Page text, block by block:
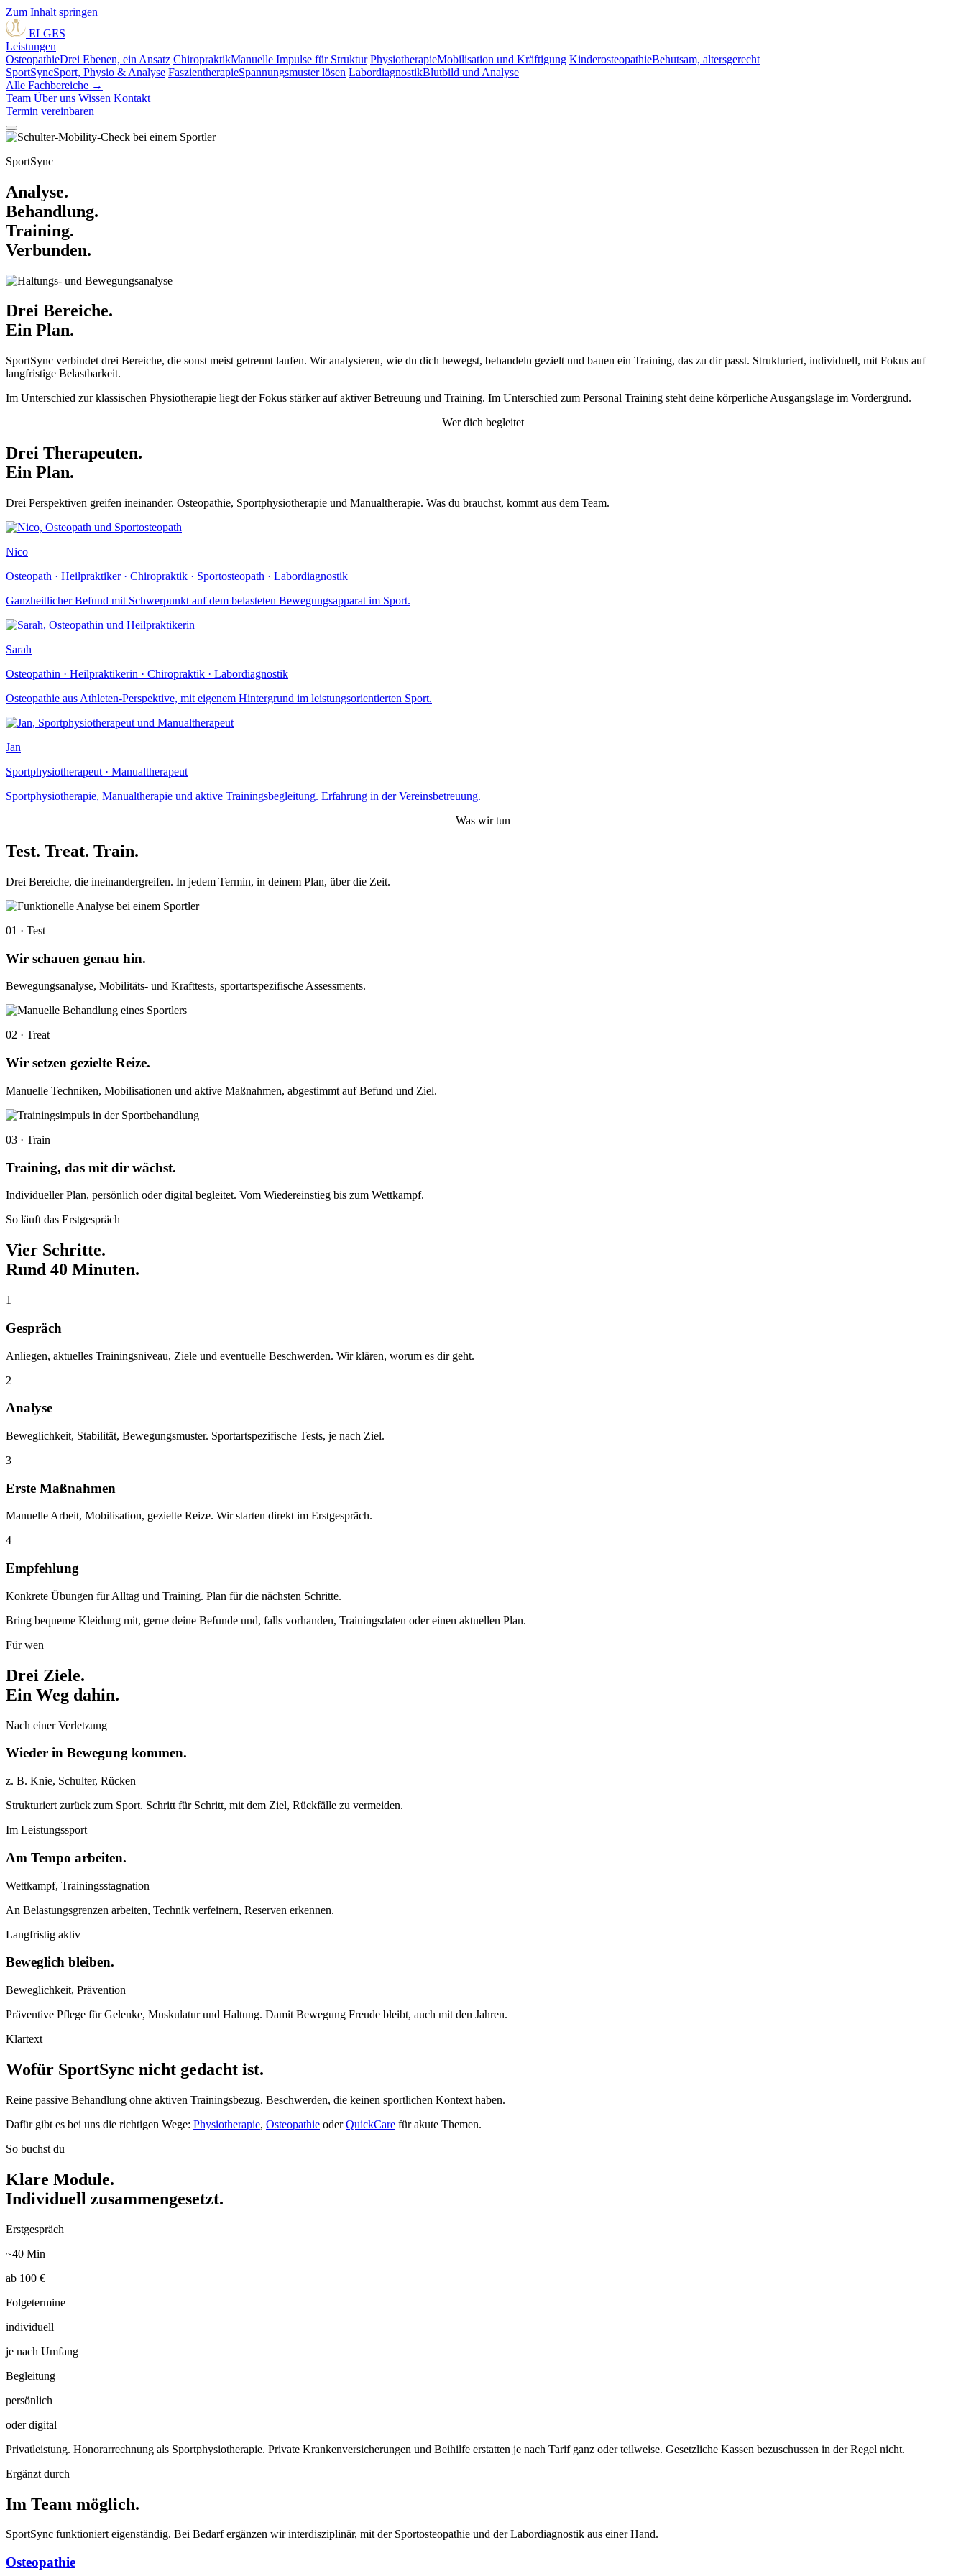
Zum Inhalt springen
ELGES
Leistungen
OsteopathieDrei Ebenen, ein Ansatz ChiropraktikManuelle Impulse für Struktur PhysiotherapieMobilisation und Kräftigung KinderosteopathieBehutsam, altersgerecht
SportSyncSport, Physio & Analyse FaszientherapieSpannungsmuster lösen LabordiagnostikBlutbild und Analyse
Alle Fachbereiche →
Team Über uns Wissen Kontakt
Termin vereinbaren
SportSync
Analyse.
Behandlung.
Training.
Verbunden.
Drei Bereiche.
Ein Plan.
SportSync verbindet drei Bereiche, die sonst meist getrennt laufen. Wir analysieren, wie du dich bewegst, behandeln gezielt und bauen ein Training, das zu dir passt. Strukturiert, individuell, mit Fokus auf
langfristige Belastbarkeit.
Im Unterschied zur klassischen Physiotherapie liegt der Fokus stärker auf aktiver Betreuung und Training. Im Unterschied zum Personal Training steht deine körperliche Ausgangslage im Vordergrund.
Wer dich begleitet
Drei Therapeuten.
Ein Plan.
Drei Perspektiven greifen ineinander. Osteopathie, Sportphysiotherapie und Manualtherapie. Was du brauchst, kommt aus dem Team.
Nico
Osteopath · Heilpraktiker · Chiropraktik · Sportosteopath · Labordiagnostik
Ganzheitlicher Befund mit Schwerpunkt auf dem belasteten Bewegungsapparat im Sport.
Sarah
Osteopathin · Heilpraktikerin · Chiropraktik · Labordiagnostik
Osteopathie aus Athleten-Perspektive, mit eigenem Hintergrund im leistungsorientierten Sport.
Jan
Sportphysiotherapeut · Manualtherapeut
Sportphysiotherapie, Manualtherapie und aktive Trainingsbegleitung. Erfahrung in der Vereinsbetreuung.
Was wir tun
Test. Treat. Train.
Drei Bereiche, die ineinandergreifen. In jedem Termin, in deinem Plan, über die Zeit.
01 · Test
Wir schauen genau hin.
Bewegungsanalyse, Mobilitäts- und Krafttests, sportartspezifische Assessments.
02 · Treat
Wir setzen gezielte Reize.
Manuelle Techniken, Mobilisationen und aktive Maßnahmen, abgestimmt auf Befund und Ziel.
03 · Train
Training, das mit dir wächst.
Individueller Plan, persönlich oder digital begleitet. Vom Wiedereinstieg bis zum Wettkampf.
So läuft das Erstgespräch
Vier Schritte.
Rund 40 Minuten.
1
Gespräch
Anliegen, aktuelles Trainingsniveau, Ziele und eventuelle Beschwerden. Wir klären, worum es dir geht.
2
Analyse
Beweglichkeit, Stabilität, Bewegungsmuster. Sportartspezifische Tests, je nach Ziel.
3
Erste Maßnahmen
Manuelle Arbeit, Mobilisation, gezielte Reize. Wir starten direkt im Erstgespräch.
4
Empfehlung
Konkrete Übungen für Alltag und Training. Plan für die nächsten Schritte.
Bring bequeme Kleidung mit, gerne deine Befunde und, falls vorhanden, Trainingsdaten oder einen aktuellen Plan.
Für wen
Drei Ziele.
Ein Weg dahin.
Nach einer Verletzung
Wieder in Bewegung kommen.
z. B. Knie, Schulter, Rücken
Strukturiert zurück zum Sport. Schritt für Schritt, mit dem Ziel, Rückfälle zu vermeiden.
Im Leistungssport
Am Tempo arbeiten.
Wettkampf, Trainingsstagnation
An Belastungsgrenzen arbeiten, Technik verfeinern, Reserven erkennen.
Langfristig aktiv
Beweglich bleiben.
Beweglichkeit, Prävention
Präventive Pflege für Gelenke, Muskulatur und Haltung. Damit Bewegung Freude bleibt, auch mit den Jahren.
Klartext
Wofür SportSync nicht gedacht ist.
Reine passive Behandlung ohne aktiven Trainingsbezug. Beschwerden, die keinen sportlichen Kontext haben.
Dafür gibt es bei uns die richtigen Wege: Physiotherapie, Osteopathie oderQuickCare für akute Themen.
So buchst du
Klare Module.
Individuell zusammengesetzt.
Erstgespräch
~40 Min
ab 100 €
Folgetermine
individuell
je nach Umfang
Begleitung
persönlich
oder digital
Privatleistung. Honorarrechnung als Sportphysiotherapie. Private Krankenversicherungen und Beihilfe erstatten je nach Tarif ganz oder teilweise. Gesetzliche Kassen bezuschussen in der Regel nicht.
Ergänzt durch
Im Team möglich.
SportSync funktioniert eigenständig. Bei Bedarf ergänzen wir interdisziplinär, mit der Sportosteopathie und der Labordiagnostik aus einer Hand.
Osteopathie